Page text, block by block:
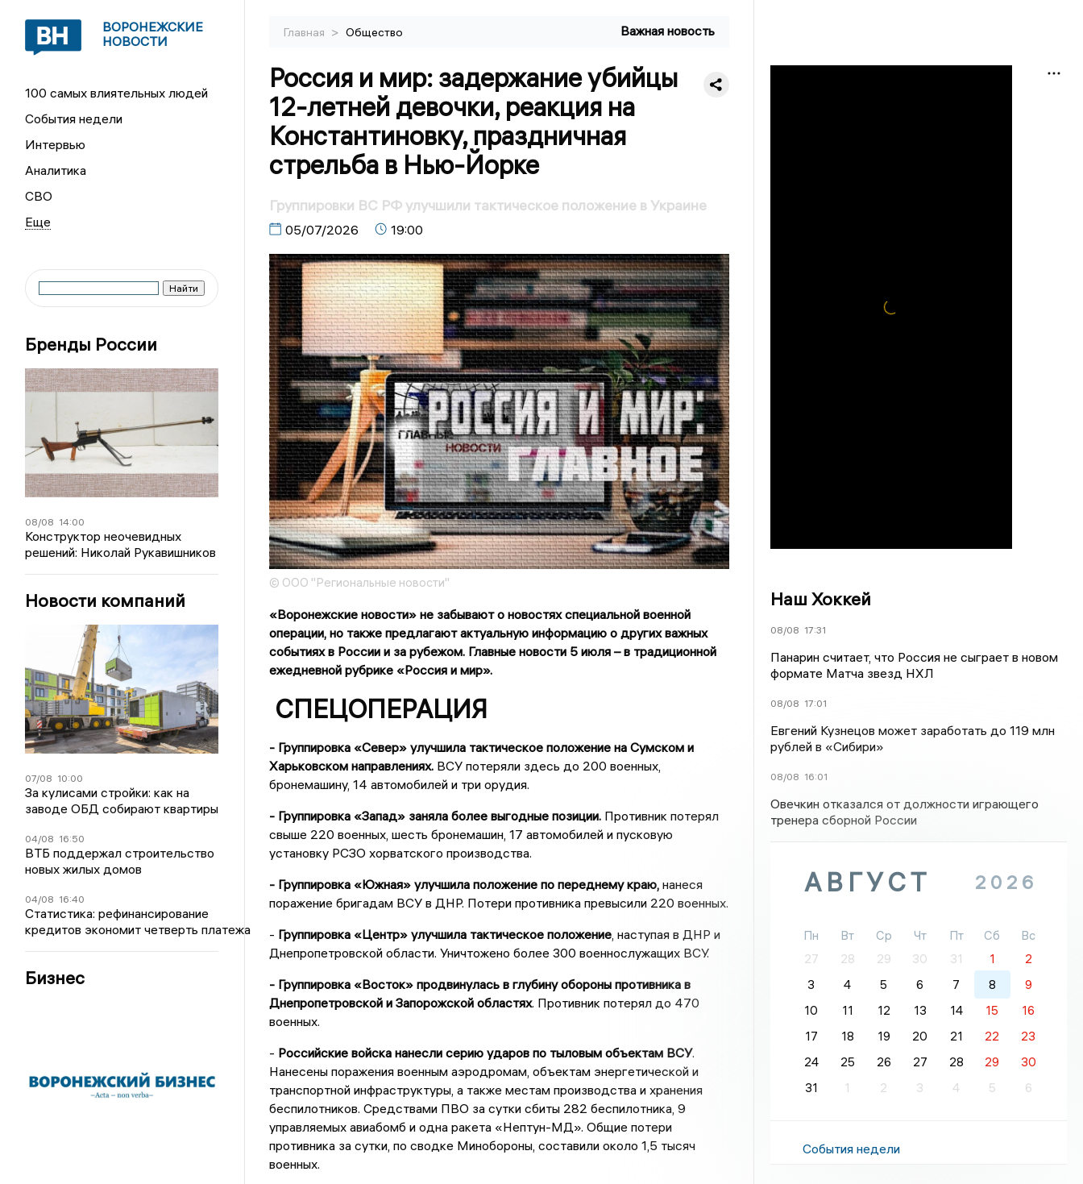
ВОРОНЕЖСКИЕ
НОВОСТИ
100 самых влиятельных людей
События недели
Интервью
Аналитика
СВО
Бренды России
08/08 14:00
Конструктор неочевидных
решений: Николай Рукавишников
Новости компаний
07/08 10:00
За кулисами стройки: как на
заводе ОБД собирают квартиры
04/08 16:50
ВТБ поддержал строительство
новых жилых домов
04/08 16:40
Статистика: рефинансирование
кредитов экономит четверть платежа
Бизнес
Главная > Общество Важная новость
Россия и мир: задержание убийцы
12-летней девочки, реакция на
Константиновку, праздничная
стрельба в Нью-Йорке
Группировки ВС РФ улучшили тактическое положение в Украине
05/07/2026 19:00
© ООО "Региональные новости"
«Воронежские новости» не забывают о новостях специальной военной
операции, но также предлагают актуальную информацию о других важных
событиях в России и за рубежом. Главные новости 5 июля – в традиционной
ежедневной рубрике «Россия и мир».
СПЕЦОПЕРАЦИЯ
- Группировка «Север» улучшила тактическое положение на Сумском и
Харьковском направлениях.ВСУ потеряли здесь до 200 военных,
бронемашину, 14 автомобилей и три орудия.
- Группировка «Запад» заняла более выгодные позиции.Противник потерял
свыше 220 военных, шесть бронемашин, 17 автомобилей и пусковую
установку РСЗО хорватского производства.
- Группировка «Южная» улучшила положение по переднему краю,нанеся
поражение бригадам ВСУ в ДНР. Потери противника превысили 220 военных.
- Группировка «Центр» улучшила тактическое положение, наступая в ДНР и
Днепропетровской области. Уничтожено более 300 военнослужащих ВСУ.
- Группировка «Восток» продвинулась в глубину обороны противника в
Днепропетровской и Запорожской областях. Противник потерял до 470
военных.
- Российские войска нанесли серию ударов по тыловым объектам ВСУ.
Нанесены поражения военным аэродромам, объектам энергетической и
транспортной инфраструктуры, а также местам производства и хранения
беспилотников. Средствами ПВО за сутки сбиты 282 беспилотника, 9
управляемых авиабомб и одна ракета «Нептун-МД». Общие потери
противника за сутки, по сводке Минобороны, составили около 1,5 тысяч
военных.
Наш Хоккей
08/08 17:31
Панарин считает, что Россия не сыграет в новом
формате Матча звезд НХЛ
08/08 17:01
Евгений Кузнецов может заработать до 119 млн
рублей в «Сибири»
08/08 16:01
Овечкин отказался от должности играющего
тренера сборной России
АВГУСТ 2026
Пн Вт Ср Чт Пт Сб
Вс
27
28 29 30 31 1
2
3
4 5 6 7 8
9
10
11 12 13 14 15
16
17
18 19 20 21 22
23
24
25 26 27 28 29
30
31
1 2 3 4 5 6
События недели